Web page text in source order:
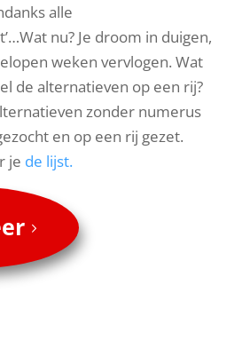
alle
nu? Je droom in duigen,
weken vervlogen. Wat
de alternatieven op een rij?
zonder numerus
en op een rij gezet.
je de lijst.